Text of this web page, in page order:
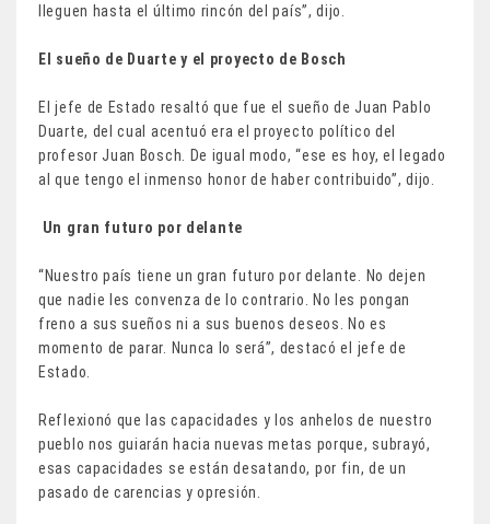
lleguen hasta el último rincón del país”, dijo.
El sueño de Duarte y el proyecto de Bosch
El jefe de Estado resaltó que fue el sueño de Juan Pablo
Duarte, del cual acentuó era el proyecto político del
profesor Juan Bosch. De igual modo, “ese es hoy, el legado
al que tengo el inmenso honor de haber contribuido”, dijo.
Un gran futuro por delante
“Nuestro país tiene un gran futuro por delante. No dejen
que nadie les convenza de lo contrario. No les pongan
freno a sus sueños ni a sus buenos deseos. No es
momento de parar. Nunca lo será”, destacó el jefe de
Estado.
Reflexionó que las capacidades y los anhelos de nuestro
pueblo nos guiarán hacia nuevas metas porque, subrayó,
esas capacidades se están desatando, por fin, de un
pasado de carencias y opresión.